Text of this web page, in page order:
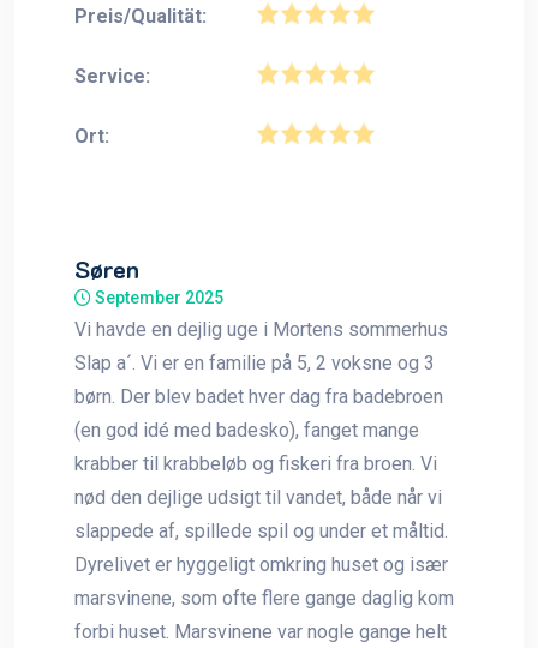
Preis/Qualität:
Service:
Ort:
Søren
September 2025
Vi havde en dejlig uge i Mortens sommerhus
Slap a´. Vi er en familie på 5, 2 voksne og 3
børn. Der blev badet hver dag fra badebroen
(en god idé med badesko), fanget mange
krabber til krabbeløb og fiskeri fra broen. Vi
nød den dejlige udsigt til vandet, både når vi
slappede af, spillede spil og under et måltid.
Dyrelivet er hyggeligt omkring huset og især
marsvinene, som ofte flere gange daglig kom
forbi huset. Marsvinene var nogle gange helt